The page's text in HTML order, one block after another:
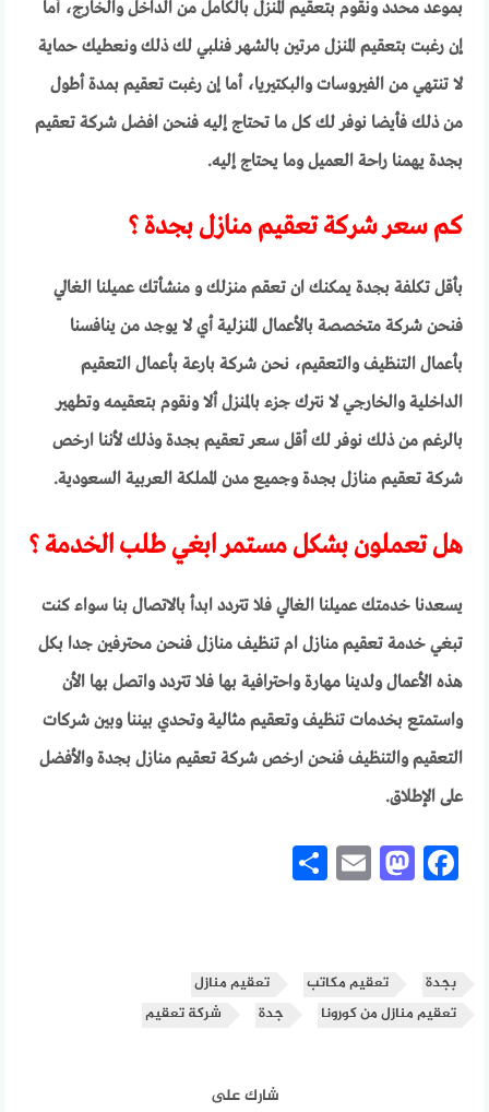
بموعد محدد ونقوم بتعقيم المنزل بالكامل من الداخل والخارج، أما
إن رغبت بتعقيم المنزل مرتين بالشهر فنلبي لك ذلك ونعطيك حماية
لا تنتهي من الفيروسات والبكتيريا، أما إن رغبت تعقيم بمدة أطول
من ذلك فأيضا نوفر لك كل ما تحتاج إليه فنحن افضل شركة تعقيم
بجدة يهمنا راحة العميل وما يحتاج إليه.
كم سعر شركة تعقيم منازل بجدة ؟
بأقل تكلفة بجدة يمكنك ان تعقم منزلك و منشأتك عميلنا الغالي
فنحن شركة متخصصة بالأعمال المنزلية أي لا يوجد من ينافسنا
بأعمال التنظيف والتعقيم، نحن شركة بارعة بأعمال التعقيم
الداخلية والخارجي لا نترك جزء بالمنزل ألا ونقوم بتعقيمه وتطهير
بالرغم من ذلك نوفر لك أقل سعر تعقيم بجدة وذلك لأننا ارخص
شركة تعقيم منازل بجدة وجميع مدن المملكة العربية السعودية.
هل تعملون بشكل مستمر ابغي طلب الخدمة ؟
يسعدنا خدمتك عميلنا الغالي فلا تتردد ابدأ بالاتصال بنا سواء كنت
تبغي خدمة تعقيم منازل ام تنظيف منازل فنحن محترفين جدا بكل
هذه الأعمال ولدينا مهارة واحترافية بها فلا تتردد واتصل بها الأن
واستمتع بخدمات تنظيف وتعقيم مثالية وتحدي بيننا وبين شركات
التعقيم والتنظيف فنحن ارخص شركة تعقيم منازل بجدة والأفضل
على الإطلاق.
Facebook
Mastodon
Email
بجدة تعقيم مكاتب
تعقيم منازل
تعقيم منازل من كورونا
جدة شركة تعقيم
شارك على